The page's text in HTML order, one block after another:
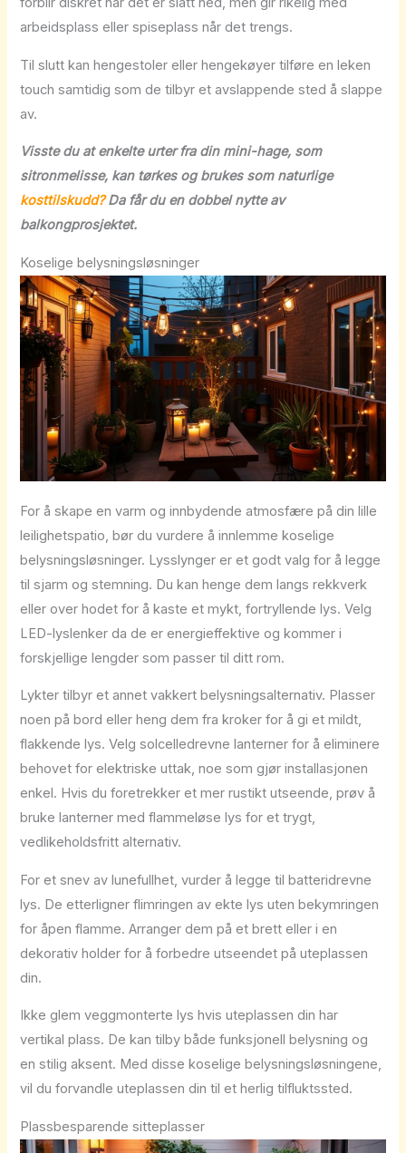
arbeidsplass eller spiseplass når det trengs.
Til slutt kan hengestoler eller hengekøyer tilføre en leken
touch samtidig som de tilbyr et avslappende sted å slappe
av.
Visste du at enkelte urter fra din mini-hage, som
sitronmelisse, kan tørkes og brukes som naturlige
kosttilskudd?Da får du en dobbel nytte av
balkongprosjektet.
Koselige belysningsløsninger
For å skape en varm og innbydende atmosfære på din lille
leilighetspatio, bør du vurdere å innlemme koselige
belysningsløsninger. Lysslynger er et godt valg for å legge
til sjarm og stemning. Du kan henge dem langs rekkverk
eller over hodet for å kaste et mykt, fortryllende lys. Velg
LED-lyslenker da de er energieffektive og kommer i
forskjellige lengder som passer til ditt rom.
Lykter tilbyr et annet vakkert belysningsalternativ. Plasser
noen på bord eller heng dem fra kroker for å gi et mildt,
flakkende lys. Velg solcelledrevne lanterner for å eliminere
behovet for elektriske uttak, noe som gjør installasjonen
enkel. Hvis du foretrekker et mer rustikt utseende, prøv å
bruke lanterner med flammeløse lys for et trygt,
vedlikeholdsfritt alternativ.
For et snev av lunefullhet, vurder å legge til batteridrevne
lys. De etterligner flimringen av ekte lys uten bekymringen
for åpen flamme. Arranger dem på et brett eller i en
dekorativ holder for å forbedre utseendet på uteplassen
din.
Ikke glem veggmonterte lys hvis uteplassen din har
vertikal plass. De kan tilby både funksjonell belysning og
en stilig aksent. Med disse koselige belysningsløsningene,
vil du forvandle uteplassen din til et herlig tilfluktssted.
Plassbesparende sitteplasser